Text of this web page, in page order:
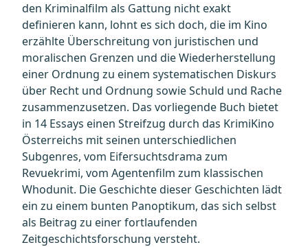
den Kriminalfilm als Gattung nicht exakt
definieren kann, lohnt es sich doch, die im Kino
erzählte Überschreitung von juristischen und
moralischen Grenzen und die Wiederherstellung
einer Ordnung zu einem systematischen Diskurs
über Recht und Ordnung sowie Schuld und Rache
zusammenzusetzen. Das vorliegende Buch bietet
in 14 Essays einen Streifzug durch das KrimiKino
Österreichs mit seinen unterschiedlichen
Subgenres, vom Eifersuchtsdrama zum
Revuekrimi, vom Agentenfilm zum klassischen
Whodunit. Die Geschichte dieser Geschichten lädt
ein zu einem bunten Panoptikum, das sich selbst
als Beitrag zu einer fortlaufenden
Zeitgeschichtsforschung versteht.